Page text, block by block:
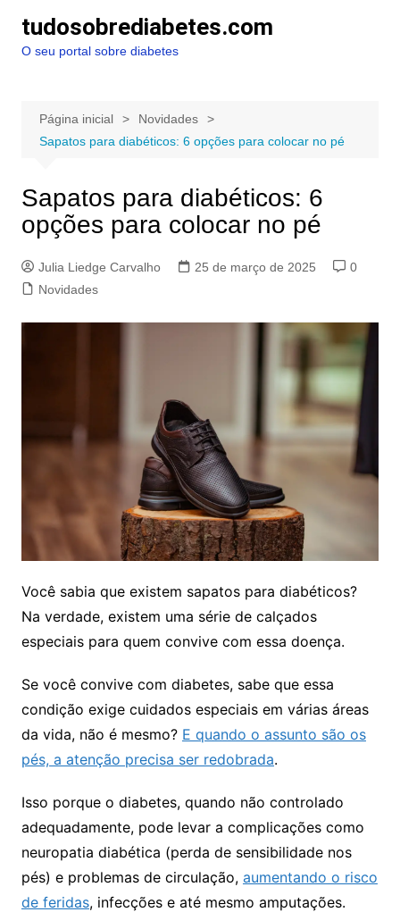
paratudosobrediabetes.com
O seu portal sobre diabetes
Página inicial
Novidades
Sapatos para diabéticos: 6 opções para colocar no pé
Sapatos para diabéticos: 6
opções para colocar no pé
Julia Liedge Carvalho 25 de março de 2025
0
Novidades
Você sabia que existem sapatos para diabéticos?
Na verdade, existem uma série de calçados
especiais para quem convive com essa doença.
Se você convive com diabetes, sabe que essa
condição exige cuidados especiais em várias áreas
da vida, não é mesmo? E quando o assunto são os
pés, a atenção precisa ser redobrada.
Isso porque o diabetes, quando não controlado
adequadamente, pode levar a complicações como
neuropatia diabética (perda de sensibilidade nos
pés) e problemas de circulação, aumentando o risco
de feridas, infecções e até mesmo amputações.